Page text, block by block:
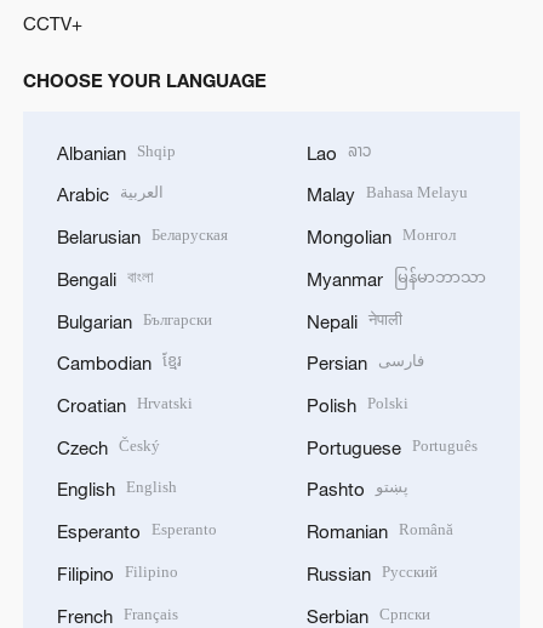
CCTV+
CHOOSE YOUR LANGUAGE
Albanian Shqip
Arabic العربية
Belarusian Беларуская
Bengali বাংলা
Bulgarian Български
Cambodian ខ្មែរ
Croatian Hrvatski
Czech Český
English English
Esperanto Esperanto
Filipino Filipino
French Français
Lao ລາວ
Malay Bahasa Melayu
Mongolian Монгол
Myanmar မြန်မာဘာသာ
Nepali नेपाली
Persian فارسی
Polish Polski
Portuguese Português
Pashto پښتو
Romanian Română
Russian Русский
Serbian Српски